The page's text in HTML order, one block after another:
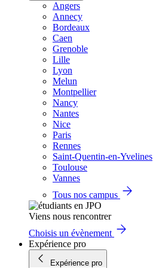
Angers
Annecy
Bordeaux
Caen
Grenoble
Lille
Lyon
Melun
Montpellier
Nancy
Nantes
Nice
Paris
Rennes
Saint-Quentin-en-Yvelines
Toulouse
Vannes
Tous nos campus
Viens nous rencontrer
Choisis un évènement
Expérience pro
Expérience pro